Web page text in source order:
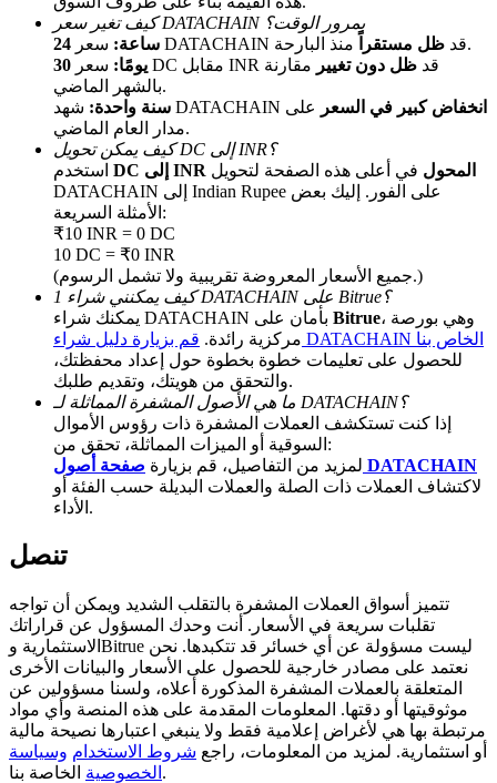
يكسب
خنزير الطاقة
احصل على مكافآت تنافسية يوميًا
عوائد عالية والوصول الفوري
كيف تغير سعر DATACHAIN بمرور الوقت؟
24 ساعة:
سعر DATACHAIN قد ظل مستقراً
منذ البارحة.
30 يومًا:
سعر DC مقابل INR قد ظل دون تغيير مقارنة
بالشهر الماضي.
سنة واحدة: شهد DATACHAIN انخفاض كبير في السعر
على
مدار العام الماضي.
كيف يمكن تحويل DC إلى INR؟
DC إلى INR المحول في أعلى هذه الصفحة لتحويل
DATACHAIN إلى Indian Rupee على الفور. إليك بعض
الأمثلة السريعة:
₹10 INR = 0 DC
10 DC = ₹0 INR
(جميع الأسعار المعروضة تقريبية ولا تشمل الرسوم.)
كيف يمكنني شراء 1 DATACHAIN على Bitrue؟
Bitrue، وهي بورصة
مركزية رائدة.
قم بزيارة دليل شراء DATACHAIN الخاص بنا
للحصول على تعليمات خطوة بخطوة حول إعداد محفظتك،
والتحقق من هويتك، وتقديم طلبك.
ما هي الأصول المشفرة المماثلة لـ DATACHAIN؟
إذا كنت تستكشف العملات المشفرة ذات رؤوس الأموال
السوقية أو الميزات المماثلة، تحقق من:
لمزيد من التفاصيل، قم بزيارة صفحة أصول DATACHAIN
لاكتشاف العملات ذات الصلة والعملات البديلة حسب الفئة أو
الأداء.
تنصل
تتميز أسواق العملات المشفرة بالتقلب الشديد ويمكن أن تواجه
تقلبات سريعة في الأسعار. أنت وحدك المسؤول عن قراراتك
الاستثمارية وBitrue ليست مسؤولة عن أي خسائر قد تتكبدها. نحن
نعتمد على مصادر خارجية للحصول على الأسعار والبيانات الأخرى
المتعلقة بالعملات المشفرة المذكورة أعلاه، ولسنا مسؤولين عن
موثوقيتها أو دقتها. المعلومات المقدمة على هذه المنصة وأي مواد
مرتبطة بها هي لأغراض إعلامية فقط ولا ينبغي اعتبارها نصيحة مالية
أو استثمارية. لمزيد من المعلومات، راجع شروط الاستخدام وسياسة
الخصوصية الخاصة بنا.